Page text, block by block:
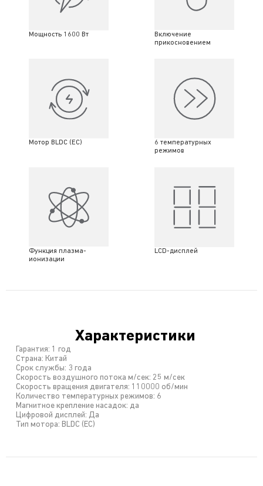
Мощность 1600 Вт
Включение
прикосновением
Мотор BLDC (EC)
6 температурных
режимов
Функция плазма-
ионизации
LCD-дисплей
Характеристики
Гарантия: 1 год
Страна: Китай
Срок службы: 3 года
Скорость воздушного потока м/сек: 25 м/сек
Скорость вращения двигателя: 110000 об/мин
Количество температурных режимов: 6
Магнитное крепление насадок: да
Цифровой дисплей: Да
Тип мотора: BLDC (ЕС)